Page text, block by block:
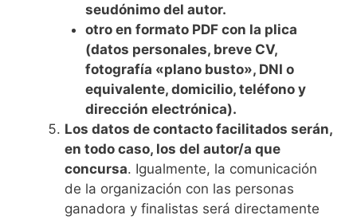
seudónimo del autor.
otro en formato PDF con la plica
(datos personales, breve CV,
fotografía «plano busto», DNI o
equivalente, domicilio, teléfono y
dirección electrónica).
Los datos de contacto facilitados serán,
en todo caso, los del autor/a que
concursa. Igualmente, la comunicación
de la organización con las personas
ganadora y finalistas será directamente